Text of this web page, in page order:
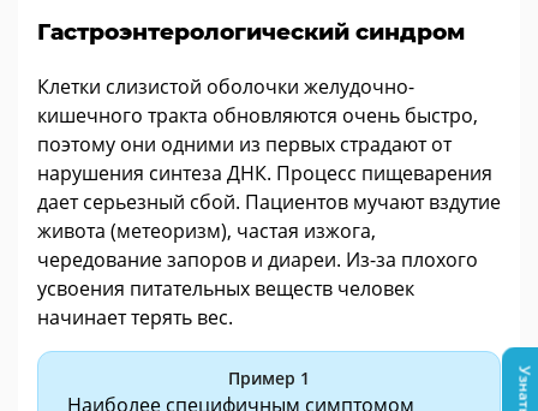
Гастроэнтерологический синдром
Клетки слизистой оболочки желудочно-
кишечного тракта обновляются очень быстро,
поэтому они одними из первых страдают от
нарушения синтеза ДНК. Процесс пищеварения
дает серьезный сбой. Пациентов мучают вздутие
живота (метеоризм), частая изжога,
чередование запоров и диареи. Из-за плохого
усвоения питательных веществ человек
начинает терять вес.
Пример 1
Наиболее специфичным симптомом